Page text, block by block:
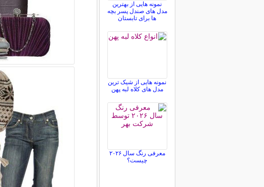
نمونه هایی از بهترین
مدل های صندل پسر بچه
ها برای تابستان
نمونه هایی از شیک ترین
مدل های کلاه لبه پهن
معرفی رنگ سال ۲۰۲۶
چیست؟